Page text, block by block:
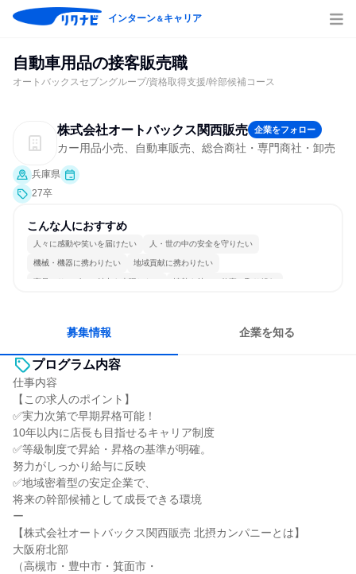
インターン＆キャリア
自動車用品の接客販売職
オートバックスセブングループ/資格取得支援/幹部候補コース
株式会社オートバックス関西販売 企業をフォロー
カー用品小売、自動車販売、総合商社・専門商社・卸売
兵庫県
27卒
こんな人におすすめ
人々に感動や笑いを届けたい 人・世の中の安全を守りたい
機械・機器に携わりたい 地域貢献に携わりたい
商品・サービスの魅力を表現したい 情熱を持って仕事に取り組む
募集情報 企業を知る
プログラム内容
仕事内容
【この求人のポイント】
✅実力次第で早期昇格可能！
10年以内に店長も目指せるキャリア制度
✅等級制度で昇給・昇格の基準が明確。
努力がしっかり給与に反映
✅地域密着型の安定企業で、
将来の幹部候補として成長できる環境
ー
【株式会社オートバックス関西販売 北摂カンパニーとは】
大阪府北部
（高槻市・豊中市・箕面市・